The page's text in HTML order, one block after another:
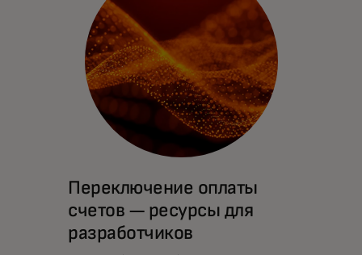
Переключение оплаты
счетов — ресурсы для
разработчиков